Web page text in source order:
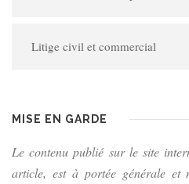
Litige civil et commercial
MISE EN GARDE
Le contenu publié sur le site
article, est à portée générale et